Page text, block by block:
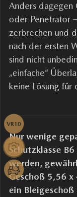
Anders dagegen
oder Penetrator
zerbrechen und
nach der ersten
sind nicht
„einfache“
keine Lösung für
Nur wenige
Schutzklasse
werden,
Geschoß 5,56 х
ein